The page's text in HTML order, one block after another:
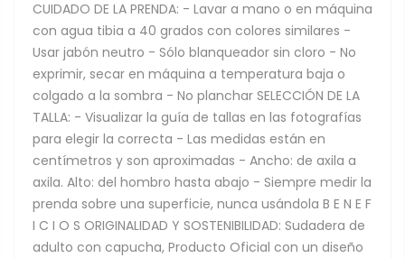
CUIDADO DE LA PRENDA: - Lavar a mano o en máquina
con agua tibia a 40 grados con colores similares -
Usar jabón neutro - Sólo blanqueador sin cloro - No
exprimir, secar en máquina a temperatura baja o
colgado a la sombra - No planchar SELECCIÓN DE LA
TALLA: - Visualizar la guía de tallas en las fotografías
para elegir la correcta - Las medidas están en
centímetros y son aproximadas - Ancho: de axila a
axila. Alto: del hombro hasta abajo - Siempre medir la
prenda sobre una superficie, nunca usándola B E N E F
I C I O S ORIGINALIDAD Y SOSTENIBILIDAD: Sudadera de
adulto con capucha, Producto Oficial con un diseño